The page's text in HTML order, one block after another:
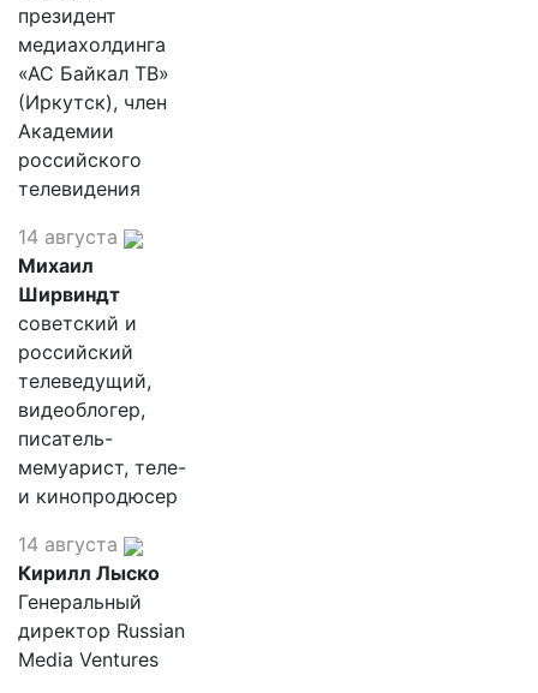
президент
медиахолдинга
«АС Байкал ТВ»
(Иркутск), член
Академии
российского
телевидения
14 августа
Михаил
Ширвиндт
советский и
российский
телеведущий,
видеоблогер,
писатель-
мемуарист, теле-
и кинопродюсер
14 августа
Кирилл Лыско
Генеральный
директор Russian
Media Ventures